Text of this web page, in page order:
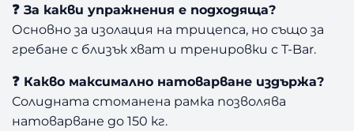
❓ За какви упражнения е подходяща?
Основно за изолация на трицепса, но също за
гребане с близък хват и тренировки с T-Bar.
❓ Какво максимално натоварване издържа?
Солидната стоманена рамка позволява
натоварване до 150 кг.